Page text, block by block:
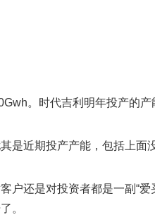
。时代吉利明年投产的
是近期投产产能，包括上面
户还是对投资者都是一副“爱
。